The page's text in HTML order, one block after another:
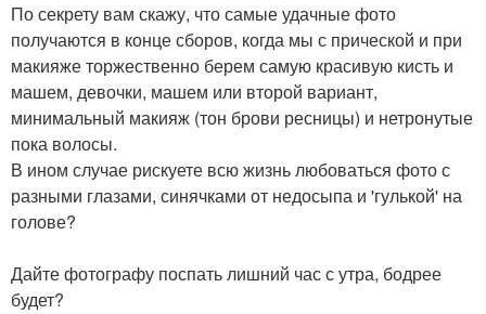
По секрету вам скажу, что самые удачные фото
получаются в конце сборов, когда мы с прической и при
макияже торжественно берем самую красивую кисть и
машем, девочки, машем или второй вариант,
минимальный макияж (тон брови ресницы) и нетронутые
пока волосы.
В ином случае рискуете всю жизнь любоваться фото с
разными глазами, синячками от недосыпа и 'гулькой' на
голове?
Дайте фотографу поспать лишний час с утра, бодрее
будет?